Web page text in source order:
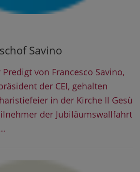
Savino
von Francesco Savino,
der CEI, gehalten
in der Kirche Il Gesù
der Jubiläumswallfahrt